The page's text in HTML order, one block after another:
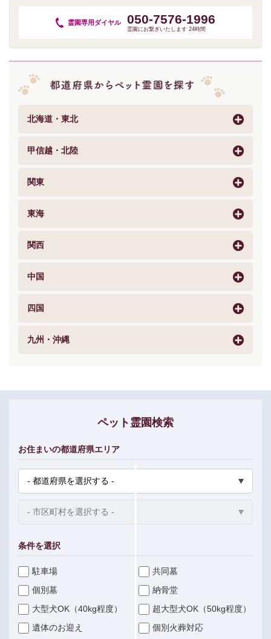
霊園専用 ダイヤル 050-7576-1996
霊園にお繋ぎいたします 24時間
北海道・東北
甲信越・北陸
関東
東海
関西
中国
四国
九州・沖縄
ペット霊園検索
お住まいの都道府県エリア
条件を選択
駐車場
共同墓
個別墓
納骨堂
大型犬OK（40kg程度）
超大型犬OK（50kg程度）
遺体のお迎え
個別火葬対応